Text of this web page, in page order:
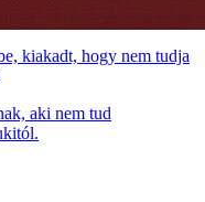
kiakadt, hogy nem tudja
aki nem tud